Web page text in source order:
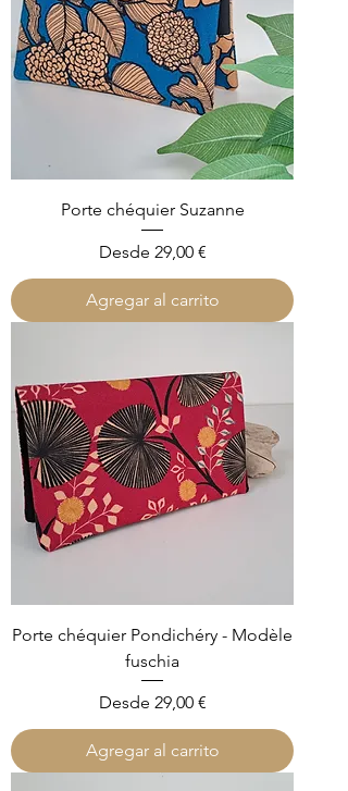
Porte chéquier Suzanne
Desde 29,00 €
Precio de oferta
Agregar al carrito
Porte chéquier Pondichéry - Modèle
fuschia
Desde 29,00 €
Precio de oferta
Agregar al carrito